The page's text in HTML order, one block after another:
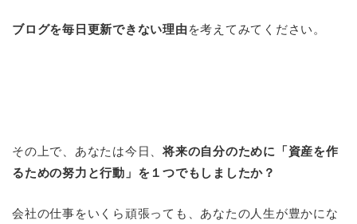
ブログを毎日更新できない理由 を考えてみてください。
その上で、あなたは今日、将来の自分のために「資産を作
るための努力と行動」を１つでもしましたか？
会社の仕事をいくら頑張っても、あなたの人生が豊かにな